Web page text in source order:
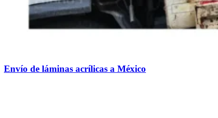
Envío de láminas acrílicas a México